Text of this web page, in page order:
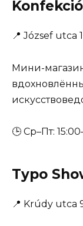
Konfekció
📍József utca
Мини-
🕒 Ср–Пт:
Typo
📍 Krúdy utca